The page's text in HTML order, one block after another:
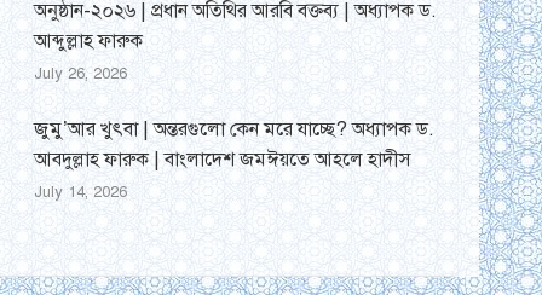
অনুষ্ঠান-২০২৬ | প্রধান অতিথির আরবি বক্তব্য | অধ্যাপক ড.
আব্দুল্লাহ ফারুক
July 26, 2026
জুমু’আর খুৎবা | অন্তরগুলো কেন মরে যাচ্ছে? অধ্যাপক ড.
আবদুল্লাহ ফারুক | বাংলাদেশ জমঈয়তে আহলে হাদীস
July 14, 2026